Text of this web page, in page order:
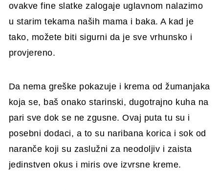
ovakve fine slatke zalogaje uglavnom nalazimo
u starim tekama naših mama i baka. A kad je
tako, možete biti sigurni da je sve vrhunsko i
provjereno.
Da nema greške pokazuje i krema od žumanjaka
koja se, baš onako starinski, dugotrajno kuha na
pari sve dok se ne zgusne. Ovaj puta tu su i
posebni dodaci, a to su naribana korica i sok od
naranče koji su zaslužni za neodoljiv i zaista
jedinstven okus i miris ove izvrsne kreme.